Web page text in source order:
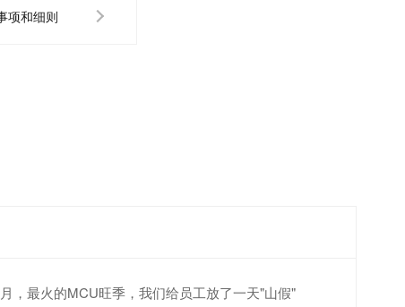
项和细则
，最火的MCU旺季，我们给员工放了一天"山假"